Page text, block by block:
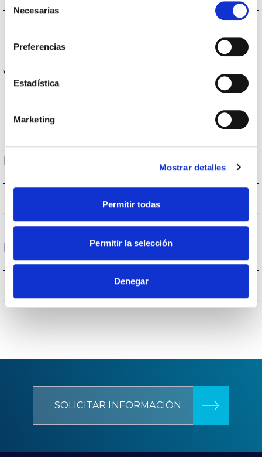
de Necesarias
Preferencias
Estadística
Marketing
Mostrar detalles
Permitir todas
Permitir la selección
Denegar
Vida
Protecciones
Protección sobretensiones
Datos Generales
Aislamiento eléctrico
SOLICITAR INFORMACIÓN